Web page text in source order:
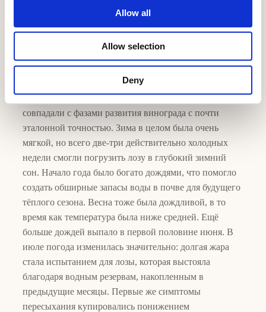
Allow all
Allow selection
Deny
Погода в 2023 году была насыщена контрастами: они
совпадали с фазами развития винограда с почти
эталонной точностью. Зима в целом была очень
мягкой, но всего две-три действительно холодных
недели смогли погрузить лозу в глубокий зимний
сон. Начало года было богато дождями, что помогло
создать обширные запасы воды в почве для будущего
тёплого сезона. Весна тоже была дождливой, в то
время как температура была ниже средней. Ещё
больше дождей выпало в первой половине июня. В
июле погода изменилась значительно: долгая жара
стала испытанием для лозы, которая выстояла
благодаря водным резервам, накопленным в
предыдущие месяцы. Первые же симптомы
пересыхания купировались понижением